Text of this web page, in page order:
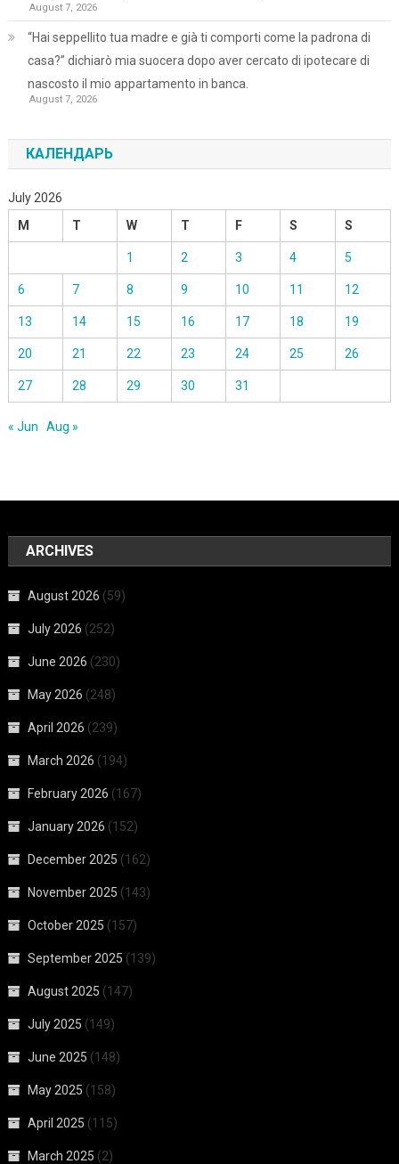
August 7, 2026
“Hai seppellito tua madre e già ti comporti come la padrona di
casa?” dichiarò mia suocera dopo aver cercato di ipotecare di
nascosto il mio appartamento in banca.
August 7, 2026
КАЛЕНДАРЬ
July 2026
M
T W T F S S
1 2 3 4 5
6 7 8 9 10 11 12
13 14 15 16 17 18 19
20 21 22 23 24 25 26
27 28 29 30 31
« Jun Aug »
ARCHIVES
August 2026 (59)
July 2026 (252)
June 2026 (230)
May 2026 (248)
April 2026 (239)
March 2026 (194)
February 2026 (167)
January 2026 (152)
December 2025 (162)
November 2025 (143)
October 2025 (157)
September 2025 (139)
August 2025 (147)
July 2025 (149)
June 2025 (148)
May 2025 (158)
April 2025 (115)
March 2025 (2)